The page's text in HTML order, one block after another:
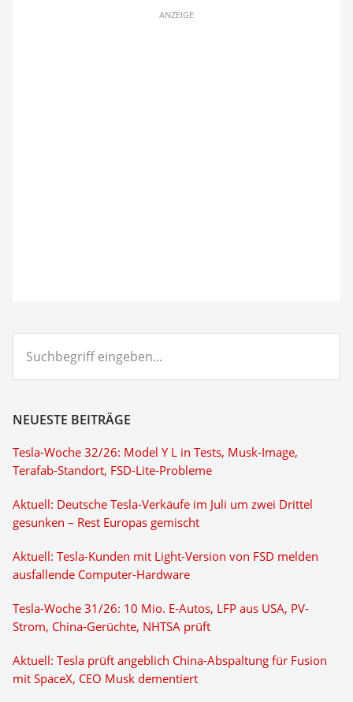
ANZEIGE
eingeben...
NEUESTE BEITRÄGE
Tesla-Woche 32/26: Model Y L in Tests, Musk-Image,
Terafab-Standort, FSD-Lite-Probleme
Aktuell: Deutsche Tesla-Verkäufe im Juli um zwei Drittel
gesunken – Rest Europas gemischt
Aktuell: Tesla-Kunden mit Light-Version von FSD melden
ausfallende Computer-Hardware
Tesla-Woche 31/26: 10 Mio. E-Autos, LFP aus USA, PV-
Strom, China-Gerüchte, NHTSA prüft
Aktuell: Tesla prüft angeblich China-Abspaltung für Fusion
mit SpaceX, CEO Musk dementiert